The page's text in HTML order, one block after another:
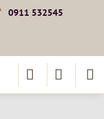
0911 532545